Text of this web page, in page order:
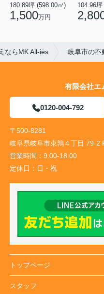
180.89坪 (598.00㎡)
1,500万円
104.96
ならMK All-ies 岐阜市の不
有限会社エ
0120-004-792
〒500-8281
岐阜県岐阜市東鶉４丁目 79-2
営業時間： 9:00-18:00
定休日： 日・祝
トップページ
スタッフ